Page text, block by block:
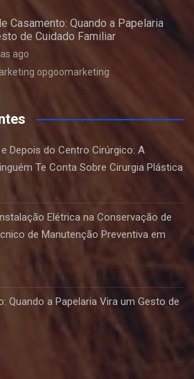
Casamento: Quando a Papelaria
de Cuidado Familiar
ago
opgoomarketing
Depois do Centro Cirúrgico: A
Te Conta Sobre Cirurgia Plástica
Elétrica na Conservação de
de Manutenção Preventiva em
Quando a Papelaria Vira um Gesto de